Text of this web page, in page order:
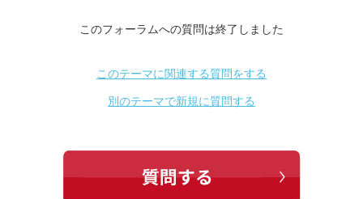
このフォーラムへの質問は終了しました
このテーマに関連する質問をする
別のテーマで新規に質問する